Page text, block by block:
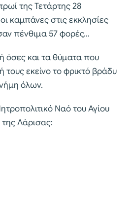
της Τετάρτης 28
καμπάνες στις εκκλησίες
πένθιμα 57 φορές…
όσες και τα θύματα που
τους εκείνο το φρικτό βράδυ
όλων.
Ναό του Αγίου
της Λάρισας: